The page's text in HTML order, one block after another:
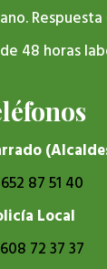
48 horas
652 87 51 40
Local
608 72 37 37